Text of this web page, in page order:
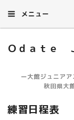
メニュー
Ｏｄａｔｅ
ー大館ジュニア
秋田県大
練習日程表